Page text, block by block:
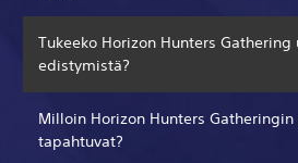
Tukeeko Horizon Hunters Gathering
edistymistä?
Milloin Horizon Hunters
tapahtuvat?